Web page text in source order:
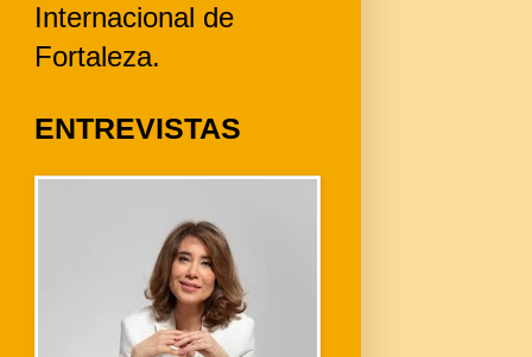
Internacional de
Fortaleza.
ENTREVISTAS